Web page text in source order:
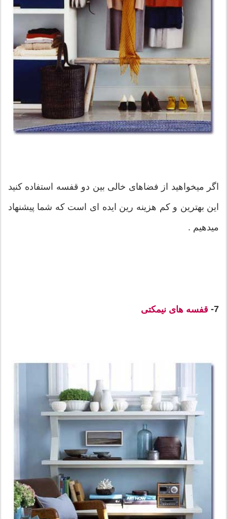
اگر میخواهید از فضاهای خالی بین دو قفسه استفاده کنید
این بهترین و کم هزینه رین ایده ای است که شما پیشنهاد
میدهیم .
7- قفسه های نیمکتی